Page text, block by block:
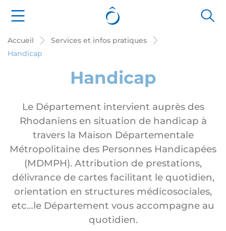
Accueil
Services et infos pratiques
Handicap
Handicap
Le Département intervient auprès des
Rhodaniens en situation de handicap à
travers la Maison Départementale
Métropolitaine des Personnes Handicapées
(MDMPH). Attribution de prestations,
délivrance de cartes facilitant le quotidien,
orientation en structures médicosociales,
etc…le Département vous accompagne au
quotidien.